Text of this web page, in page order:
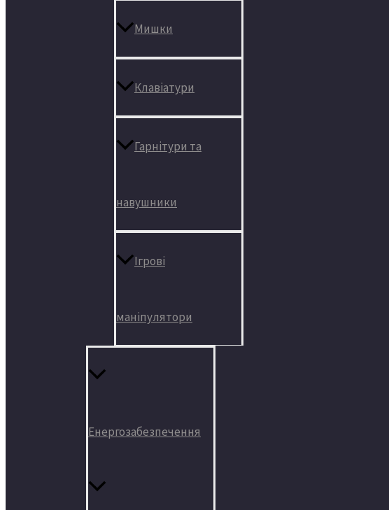
Мишки
Клавіатури
Гарнітури та
навушники
Ігрові
маніпулятори
Енергозабезпечення